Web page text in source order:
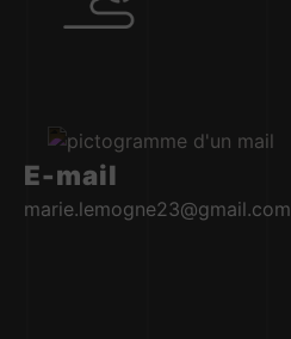
E-mail
marie.lemogne23@gmail.com